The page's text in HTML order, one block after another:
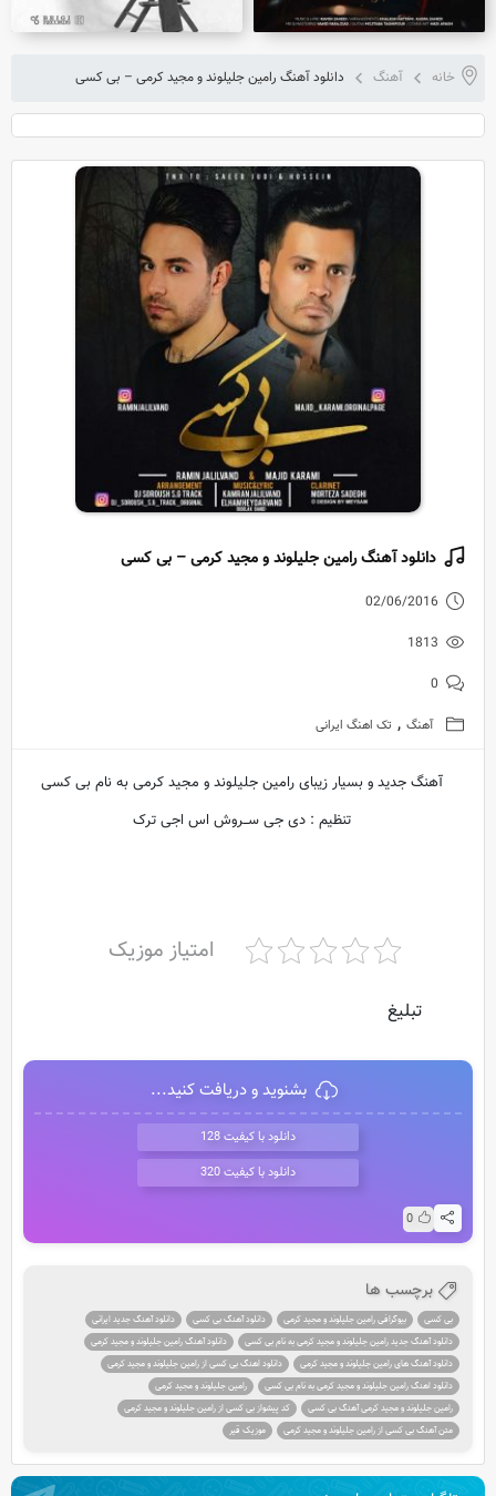
خانه آهنگ دانلود آهنگ رامین جلیلوند و مجید کرمی – بی کسی
دانلود آهنگ رامین جلیلوند و مجید کرمی – بی کسی
02/06/2016
1813
0
آهنگ , تک اهنگ ایرانی
آهنگ جدید و بسیار زیبای رامین جلیلوند و مجید کرمی به نام بی کسی
تنظیم : دی جی ســروش اس اجی ترک
امتیاز موزیک
تبلیغ
بشنوید و دریافت کنید...
دانلود با کیفیت 128
دانلود با کیفیت 320
0
برچسب ها
بی کسی بیوگرافی رامین جلیلوند و مجید کرمی دانلود آهنگ بی کسی
دانلود آهنگ جدید ایرانی
دانلود آهنگ جدید رامین جلیلوند و مجید کرمی به نام بی کسی
دانلود آهنگ رامین جلیلوند و مجید کرمی
دانلود آهنگ های رامین جلیلوند و مجید کرمی
دانلود اهنگ بی کسی از رامین جلیلوند و مجید کرمی
دانلود اهنگ رامین جلیلوند و مجید کرمی به نام بی کسی
رامین جلیلوند و مجید کرمی
رامین جلیلوند و مجید کرمی آهنگ بی کسی
کد پیشواز بی کسی از رامین جلیلوند و مجید کرمی
متن آهنگ بی کسی از رامین جلیلوند و مجید کرمی
موزیک قیر